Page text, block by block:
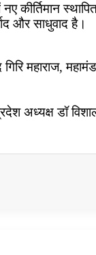
और साधुवाद है।
महाराज,
अध्यक्ष डॉ